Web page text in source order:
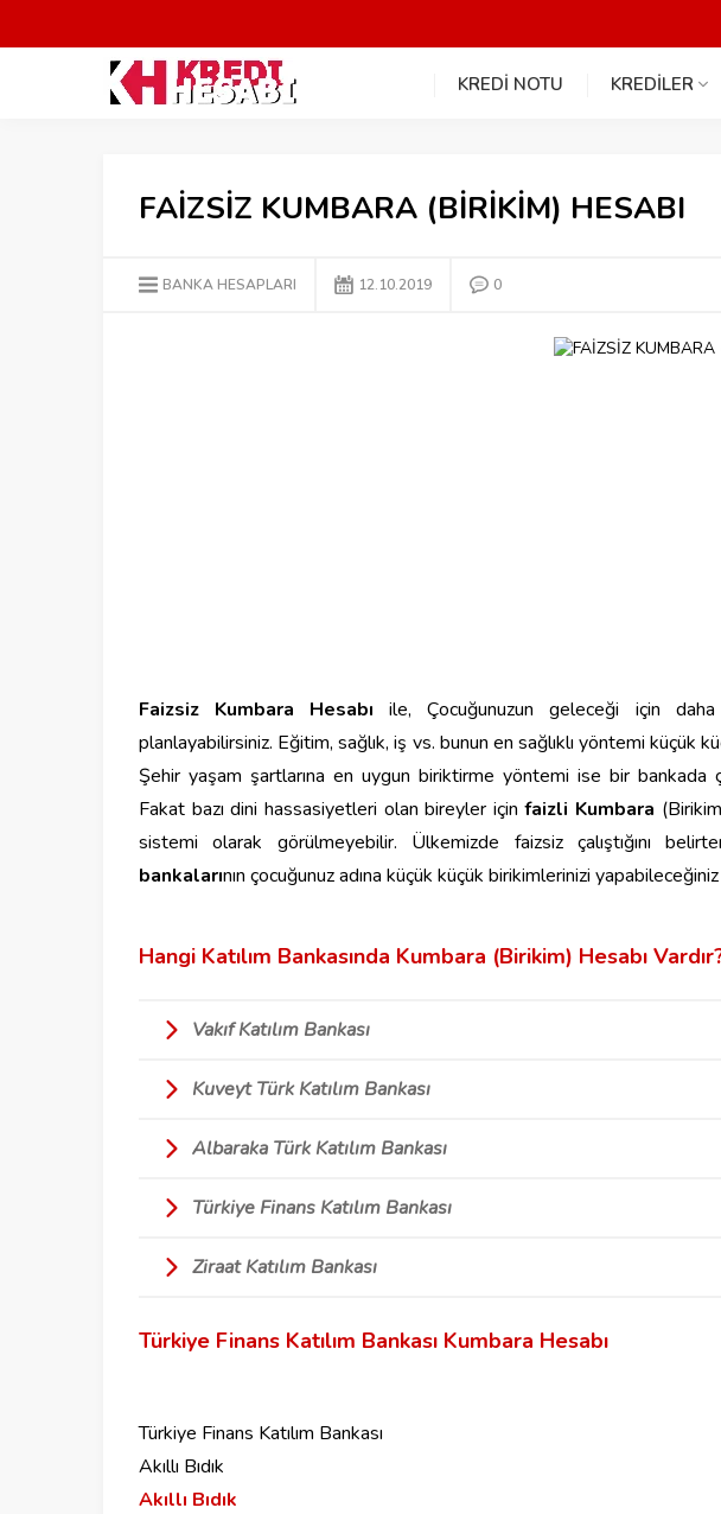
KREDİ NOTU KREDİLER
FAİZSİZ KUMBARA (BİRİKİM) HESABI
BANKA HESAPLARI 12.10.2019 0
Faizsiz Kumbara Hesabı ile, Çocuğunuzun geleceği için
planlayabilirsiniz. Eğitim, sağlık, iş vs. bunun en sağlıklı yöntemi küçük
Şehir yaşam şartlarına en uygun biriktirme yöntemi ise bir bankada
Fakat bazı dini hassasiyetleri olan bireyler içinfaizli Kumbara
sistemi olarak görülmeyebilir. Ülkemizde faizsiz çalıştığını
bankalarının çocuğunuz adına küçük küçük birikimlerinizi
Hangi Katılım Bankasında Kumbara (Birikim) Hesabı
Vakıf Katılım Bankası
Kuveyt Türk Katılım Bankası
Albaraka Türk Katılım Bankası
Türkiye Finans Katılım Bankası
Ziraat Katılım Bankası
Türkiye Finans Katılım Bankası Kumbara Hesabı
Türkiye Finans Katılım Bankası
Akıllı Bıdık
Akıllı Bıdık